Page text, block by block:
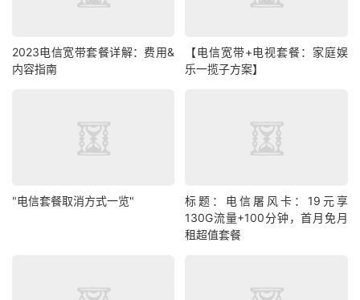
2023电信宽带套餐详解：费用&
内容指南
【电信宽带+电视套餐：家庭娱
乐一揽子方案】
"电信套餐取消方式一览"
标题：电信屠风卡：19元享
130G流量+100分钟，首月免月
租超值套餐